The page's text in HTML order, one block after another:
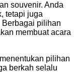
souvenir. Anda
tetapi juga
pilihan
membuat acara
pilihan
berkah selalu